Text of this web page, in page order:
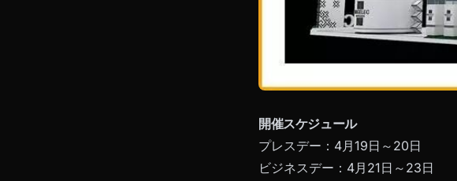
開催スケジュール
プレスデー：4月19日～20日
ビジネスデー：4月21日～23日